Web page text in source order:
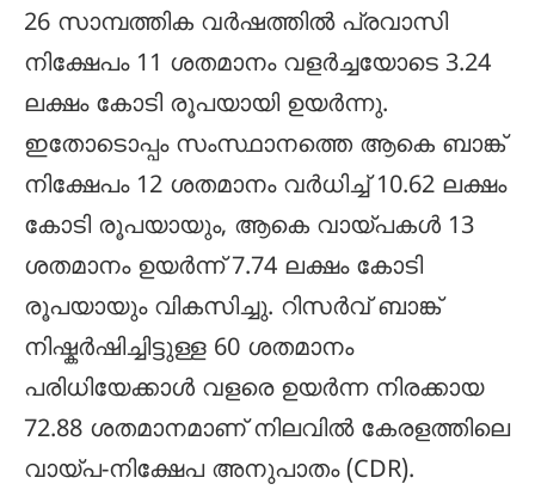
26 സാമ്പത്തിക വർഷത്തിൽ പ്രവാസി
നിക്ഷേപം 11 ശതമാനം വളർച്ചയോടെ 3.24
ലക്ഷം കോടി രൂപയായി ഉയർന്നു.
ഇതോടൊപ്പം സംസ്ഥാനത്തെ ആകെ ബാങ്ക്
നിക്ഷേപം 12 ശതമാനം വർധിച്ച് 10.62 ലക്ഷം
കോടി രൂപയായും, ആകെ വായ്പകൾ 13
ശതമാനം ഉയർന്ന് 7.74 ലക്ഷം കോടി
രൂപയായും വികസിച്ചു. റിസർവ് ബാങ്ക്
നിഷ്കർഷിച്ചിട്ടുള്ള 60 ശതമാനം
പരിധിയേക്കാൾ വളരെ ഉയർന്ന നിരക്കായ
72.88 ശതമാനമാണ് നിലവിൽ കേരളത്തിലെ
വായ്പ-നിക്ഷേപ അനുപാതം (CDR).